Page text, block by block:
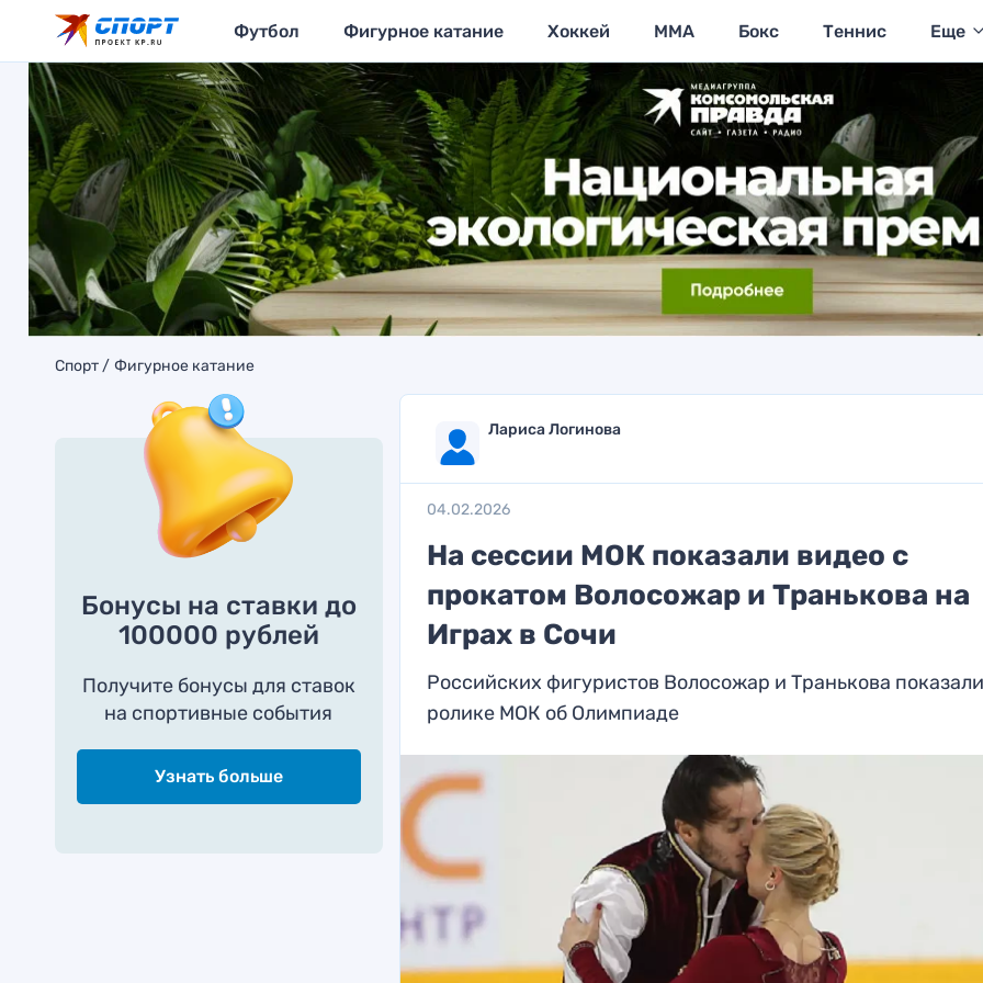
Футбол Фигурное катание Хоккей MMA Бокс Теннис Еще
Спорт Фигурное катание
Бонусы на ставки до
100000 рублей
Получите бонусы для ставок
на спортивные события
Узнать больше
Лариса Логинова
04.02.2026
На сессии МОК показали видео с
прокатом Волосожар и Транькова на
Играх в Сочи
Российских фигуристов Волосожар и Транькова
ролике МОК об Олимпиаде